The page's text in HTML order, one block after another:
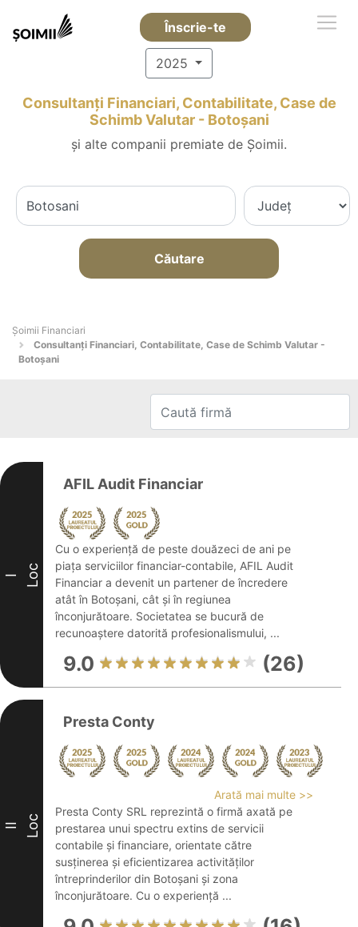
Înscrie-te
2025
Consultanți Financiari, Contabilitate, Case de
Schimb Valutar - Botoşani
și alte companii premiate de Șoimii.
Căutare
Șoimii Financiari
Consultanți Financiari, Contabilitate, Case de Schimb Valutar -
Botoşani
I Loc
AFIL Audit Financiar
Cu o experiență de peste douăzeci de ani pe
piața serviciilor financiar-contabile, AFIL Audit
Financiar a devenit un partener de încredere
atât în Botoșani, cât și în regiunea
înconjurătoare. Societatea se bucură de
recunoaștere datorită profesionalismului, ...
9.0 (26)
II Loc
Presta Conty
Arată mai multe >>
Presta Conty SRL reprezintă o firmă axată pe
prestarea unui spectru extins de servicii
contabile și financiare, orientate către
susținerea și eficientizarea activităților
întreprinderilor din Botoșani și zona
înconjurătoare. Cu o experiență ...